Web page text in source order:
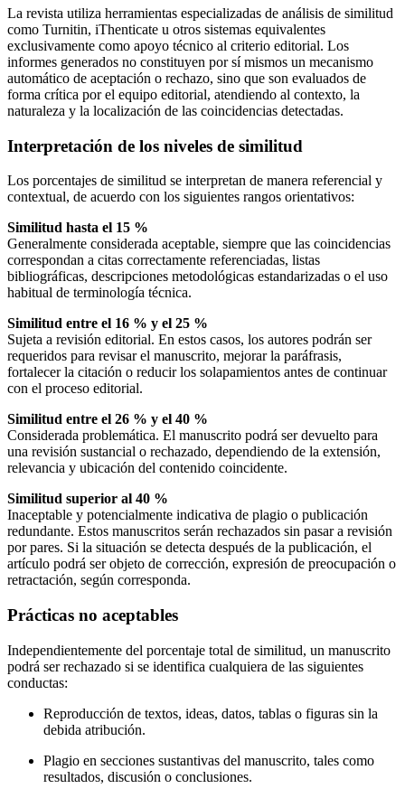
La revista utiliza herramientas especializadas de análisis de similitud
como Turnitin, iThenticate u otros sistemas equivalentes
exclusivamente como apoyo técnico al criterio editorial. Los
informes generados no constituyen por sí mismos un mecanismo
automático de aceptación o rechazo, sino que son evaluados de
forma crítica por el equipo editorial, atendiendo al contexto, la
naturaleza y la localización de las coincidencias detectadas.
Interpretación de los niveles de similitud
Los porcentajes de similitud se interpretan de manera referencial y
contextual, de acuerdo con los siguientes rangos orientativos:
Similitud hasta el 15 %
Generalmente considerada aceptable, siempre que las coincidencias
correspondan a citas correctamente referenciadas, listas
bibliográficas, descripciones metodológicas estandarizadas o el uso
habitual de terminología técnica.
Similitud entre el 16 % y el 25 %
Sujeta a revisión editorial. En estos casos, los autores podrán ser
requeridos para revisar el manuscrito, mejorar la paráfrasis,
fortalecer la citación o reducir los solapamientos antes de continuar
con el proceso editorial.
Similitud entre el 26 % y el 40 %
Considerada problemática. El manuscrito podrá ser devuelto para
una revisión sustancial o rechazado, dependiendo de la extensión,
relevancia y ubicación del contenido coincidente.
Similitud superior al 40 %
Inaceptable y potencialmente indicativa de plagio o publicación
redundante. Estos manuscritos serán rechazados sin pasar a revisión
por pares. Si la situación se detecta después de la publicación, el
artículo podrá ser objeto de corrección, expresión de preocupación o
retractación, según corresponda.
Prácticas no aceptables
Independientemente del porcentaje total de similitud, un manuscrito
podrá ser rechazado si se identifica cualquiera de las siguientes
conductas:
Reproducción de textos, ideas, datos, tablas o figuras sin la
debida atribución.
Plagio en secciones sustantivas del manuscrito, tales como
resultados, discusión o conclusiones.